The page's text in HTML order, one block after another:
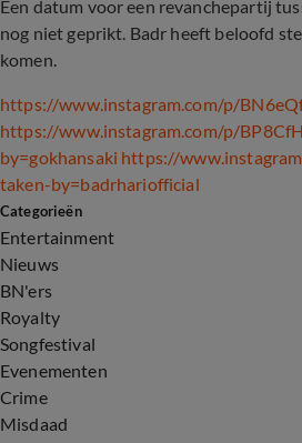
Een datum voor een revanchepartij
nog niet geprikt. Badr heeft beloofd
komen.
https://www.instagram.com/p/
https://www.instagram.com/p/
by=gokhansaki https://
taken-by=badrhariofficial
Categorieën
Entertainment
Nieuws
BN'ers
Royalty
Songfestival
Evenementen
Crime
Misdaad